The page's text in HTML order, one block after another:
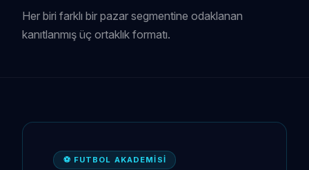
Her biri farklı bir pazar segmentine odaklanan
kanıtlanmış üç ortaklık formatı.
⚽ FUTBOL AKADEMİSİ